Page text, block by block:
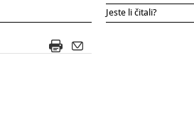
Jeste li čitali?